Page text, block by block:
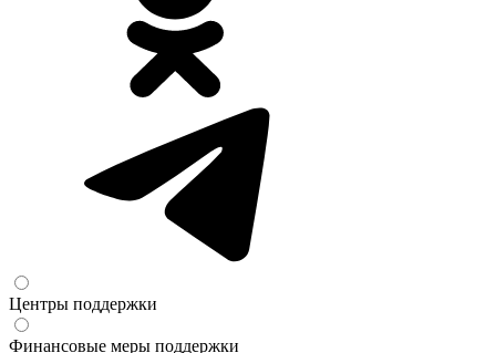
Центры поддержки
Финансовые меры поддержки